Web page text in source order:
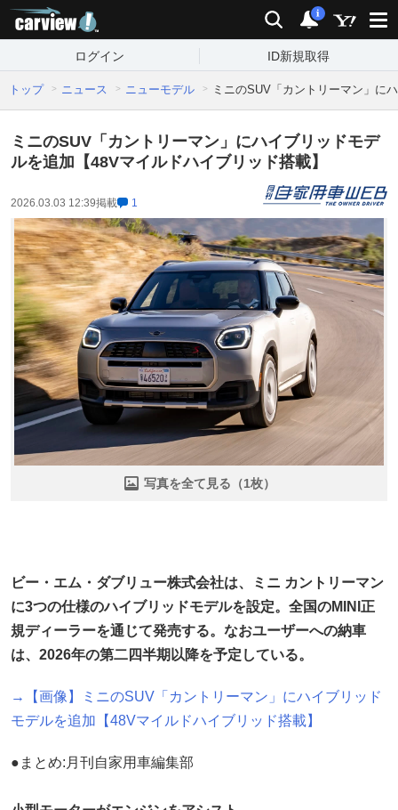
検索 通知
i
ログイン ID新規取得
トップ ニュース ニューモデル ミニのSUV「カントリーマン」に
ミニのSUV「カントリーマン」にハイブリッドモデ
ルを追加【48Vマイルドハイブリッド搭載】
2026.03.03 12:39掲載 1
写真を全て見る（1枚）
ビー・エム・ダブリュー株式会社は、ミニ カントリーマン
に3つの仕様のハイブリッドモデルを設定。全国のMINI正
規ディーラーを通じて発売する。なおユーザーへの納車
は、2026年の第二四半期以降を予定している。
→【画像】ミニのSUV「カントリーマン」にハイブリッド
モデルを追加【48Vマイルドハイブリッド搭載】
●まとめ:月刊自家用車編集部